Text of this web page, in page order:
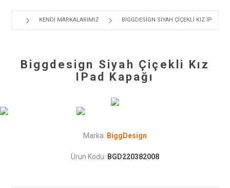
KENDI MARKALARIMIZ BIGGDESIGN SIYAH ÇIÇEKLI KIZ IPAD
Biggdesign Siyah Çiçekli Kız
IPad Kapağı
Marka: BiggDesign
Ürün Kodu: BGD220382008